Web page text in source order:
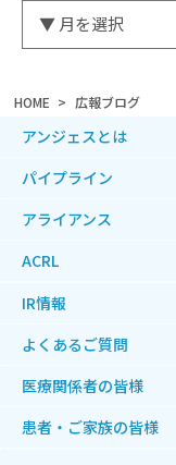
HOME 広報ブログ
アンジェスとは
パイプライン
アライアンス
ACRL
IR情報
よくあるご質問
医療関係者の皆様
患者・ご家族の皆様